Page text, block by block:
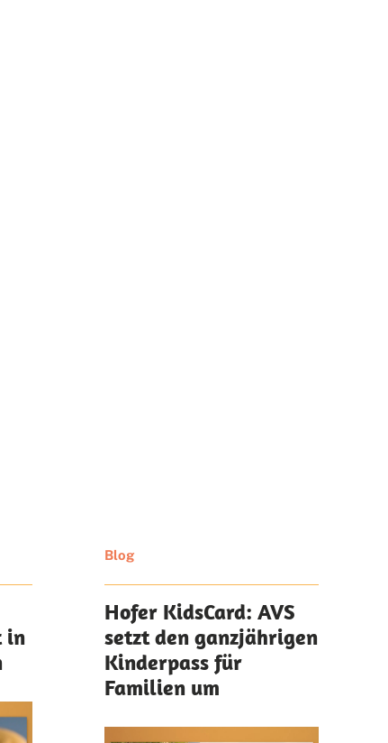
in
Blog
Hofer KidsCard: AVS
setzt den ganzjährigen
Kinderpass für
Familien um